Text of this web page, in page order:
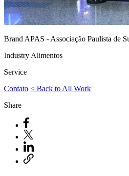
Brand APAS - Associação Paulista de
Industry Alimentos
Service
Contato < Back to All Work
Share